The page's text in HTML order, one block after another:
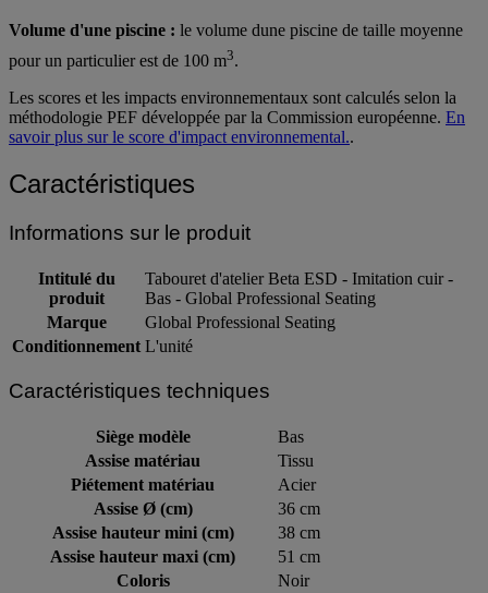
Volume d'une piscine : le volume dune piscine de taille moyenne
pour un particulier est de 100 m3.
Les scores et les impacts environnementaux sont calculés selon la
méthodologie PEF développée par la Commission européenne. En
savoir plus sur le score d'impact environnemental..
Caractéristiques
Informations sur le produit
Intitulé du
produit
Tabouret d'atelier Beta ESD - Imitation cuir -
Bas - Global Professional Seating
Marque
Global Professional Seating
Conditionnement L'unité
Caractéristiques techniques
Siège modèle
Bas
Assise matériau
Tissu
Piétement matériau
Acier
Assise Ø (cm)
36 cm
Assise hauteur mini (cm)
38 cm
Assise hauteur maxi (cm)
51 cm
Coloris
Noir